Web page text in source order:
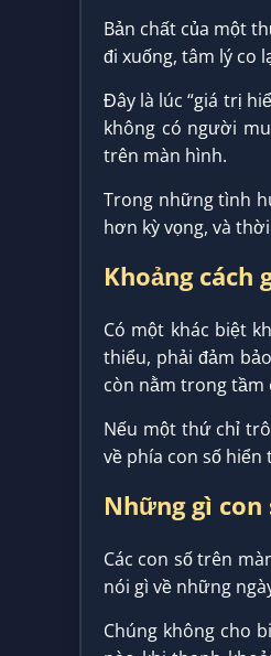
Bản chất của một
đi xuống, tâm lý co
Đây là lúc “giá trị
không có người
trên màn hình.
Trong những tình
hơn kỳ vọng, và
Khoảng cách
Có một khác biệt
thiểu, phải đảm
còn nằm trong tầm
Nếu một thứ chỉ
về phía con số
Những gì
Các con số trên
nói gì về những
Chúng không cho